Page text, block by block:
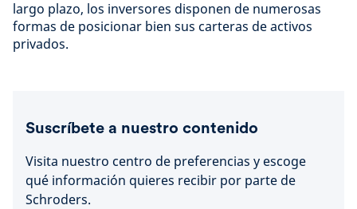
largo plazo, los inversores disponen de numerosas
formas de posicionar bien sus carteras de activos
privados.
Suscríbete a nuestro contenido
Visita nuestro centro de preferencias y escoge
qué información quieres recibir por parte de
Schroders.